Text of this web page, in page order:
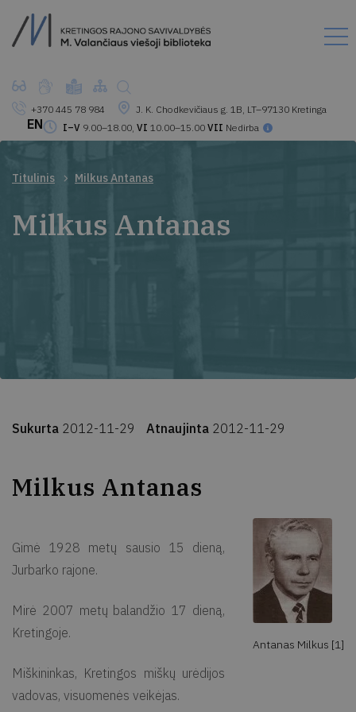
+370 445 78 984
J. K. Chodkevičiaus g. 1B, LT–97130 Kretinga
I–V 9.00–18.00, VI 10.00–15.00 VII Nedirba
EN
Titulinis Milkus Antanas
Milkus Antanas
Sukurta 2012-11-29 Atnaujinta 2012-11-29
Milkus Antanas
Antanas Milkus [1]
Gimė 1928 metų sausio 15 dieną,
Jurbarko rajone.
Mirė 2007 metų balandžio 17 dieną,
Kretingoje.
Miškininkas, Kretingos miškų urėdijos
vadovas, visuomenės veikėjas.